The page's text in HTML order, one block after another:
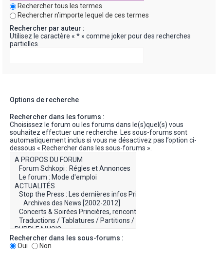
Rechercher tous les termes
Rechercher n’importe lequel de ces termes
Rechercher par auteur :
Utilisez le caractère « * » comme joker pour des recherches
partielles.
Options de recherche
Rechercher dans les forums :
Choisissez le forum ou les forums dans le(s)quel(s) vous
souhaitez effectuer une recherche. Les sous-forums sont
automatiquement inclus si vous ne désactivez pas l’option ci-
dessous « Rechercher dans les sous-forums ».
Rechercher dans les sous-forums :
Oui
Non